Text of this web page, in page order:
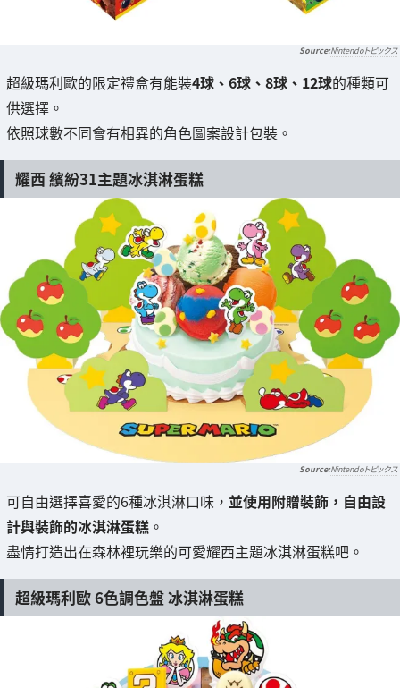
Nintendoトピックス
超級瑪利歐的限定禮盒有能裝4球、6球、8球、12球的種類可
供選擇。
依照球數不同會有相異的角色圖案設計包裝。
耀西 繽紛31主題冰淇淋蛋糕
Nintendoトピックス
可自由選擇喜愛的6種冰淇淋口味， 並使用附贈裝飾，自由設
計與裝飾的冰淇淋蛋糕 。
盡情打造出在森林裡玩樂的可愛耀西主題冰淇淋蛋糕吧。
超級瑪利歐 6色調色盤 冰淇淋蛋糕